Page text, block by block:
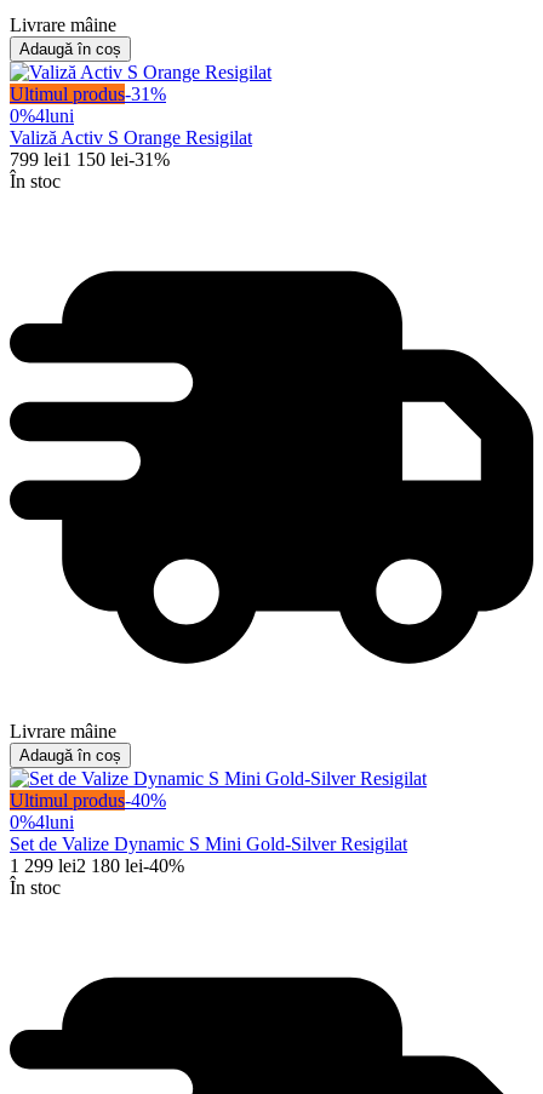
Livrare mâine
Adaugă în coș
Ultimul produs-31%
0%4luni
Valiză Activ S Orange Resigilat
799 lei1 150 lei-31%
În stoc
Livrare mâine
Adaugă în coș
Ultimul produs-40%
0%4luni
Set de Valize Dynamic S Mini Gold-Silver Resigilat
1 299 lei2 180 lei-40%
În stoc